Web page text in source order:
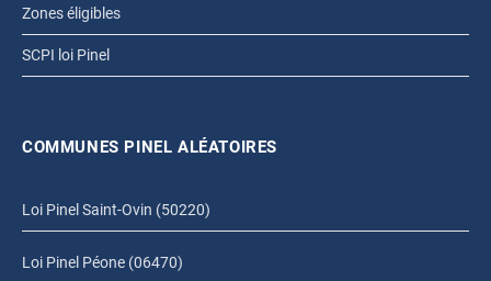
Zones éligibles
SCPI loi Pinel
COMMUNES PINEL ALÉATOIRES
Loi Pinel Saint-Ovin (50220)
Loi Pinel Péone (06470)